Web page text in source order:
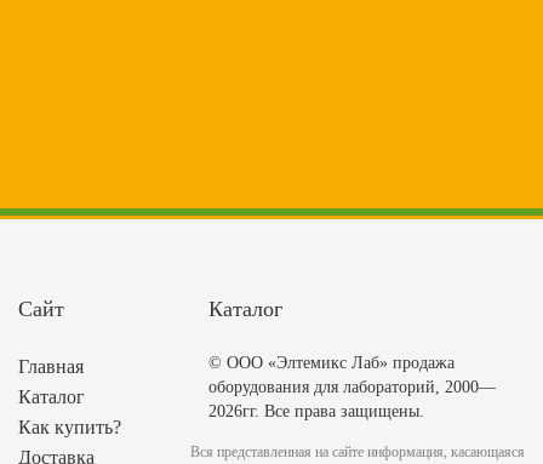
Сайт
Главная
Каталог
Как купить?
Доставка
Каталог
© ООО «Элтемикс Лаб» продажа
оборудования для лабораторий, 2000—
2026гг. Все права защищены.
Вся представленная на сайте информация, касающаяся